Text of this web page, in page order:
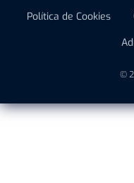
Política de Cookies
©